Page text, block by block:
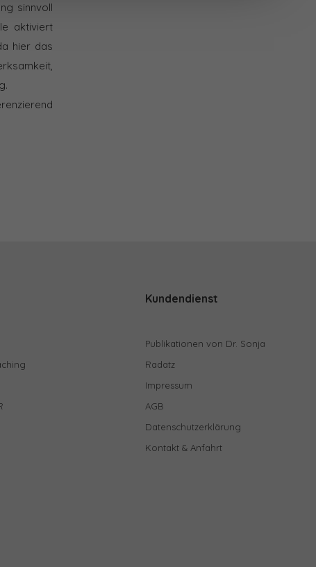
sinnvoll
aktiviert
hier das
Kundendienst
Publikationen von Dr. Sonja
Radatz
Impressum
AGB
Datenschutzerklärung
Kontakt & Anfahrt